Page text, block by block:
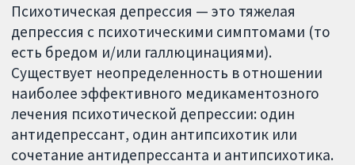
Психотическая депрессия — это тяжелая
депрессия с психотическими симптомами (то
есть бредом и/или галлюцинациями).
Существует неопределенность в отношении
наиболее эффективного медикаментозного
лечения психотической депрессии: один
антидепрессант, один антипсихотик или
сочетание антидепрессанта и антипсихотика.